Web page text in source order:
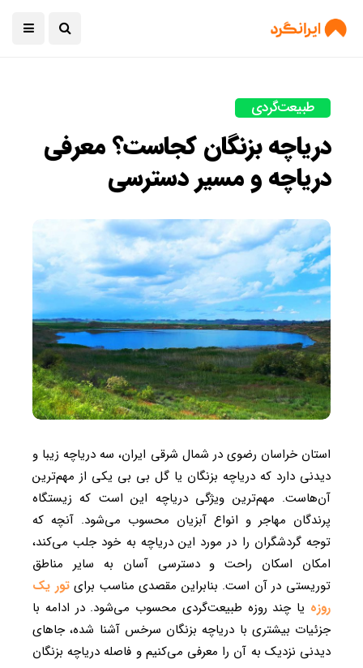
طبیعت‌گردی
دریاچه بزنگان کجاست؟ معرفی
دریاچه و مسیر دسترسی
استان خراسان رضوی در شمال شرقی ایران، سه دریاچه زیبا و
دیدنی دارد که دریاچه بزنگان یا گل بی بی یکی از مهم‌ترین
آن‌هاست. مهم‌ترین ویژگی دریاچه این است که زیستگاه
پرندگان مهاجر و انواع آبزیان محسوب می‌شود. آنچه که
توجه گردشگران را در مورد این دریاچه به خود جلب می‌کند،
امکان اسکان راحت و دسترسی آسان به سایر مناطق
توریستی در آن است. بنابراین مقصدی مناسب برایتور یک
روزه یا چند روزه طبیعت‌گردی محسوب می‌شود. در ادامه با
جزئیات بیشتری با دریاچه بزنگان سرخس آشنا شده، جاهای
دیدنی نزدیک به آن را معرفی می‌کنیم و فاصله دریاچه بزنگان